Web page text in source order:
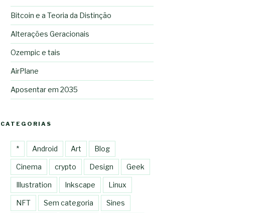
Bitcoin e a Teoria da Distinção
Alterações Geracionais
Ozempic e tais
AirPlane
Aposentar em 2035
CATEGORIAS
* Android Art Blog
Cinema crypto Design Geek
Illustration Inkscape Linux
NFT Sem categoria Sines